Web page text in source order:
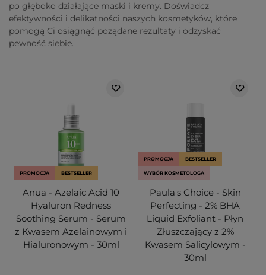
po głęboko działające maski i kremy. Doświadcz
efektywności i delikatności naszych kosmetyków, które
pomogą Ci osiągnąć pożądane rezultaty i odzyskać
pewność siebie.
PROMOCJA BESTSELLER
Anua - Azelaic Acid 10
Hyaluron Redness
Soothing Serum - Serum
z Kwasem Azelainowym i
Hialuronowym - 30ml
PROMOCJA BESTSELLER
WYBÓR KOSMETOLOGA
Paula's Choice - Skin
Perfecting - 2% BHA
Liquid Exfoliant - Płyn
Złuszczający z 2%
Kwasem Salicylowym -
30ml